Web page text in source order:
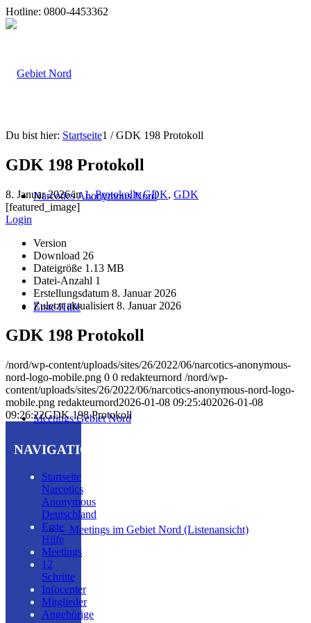
Hotline: 0800-4453362
Narcotics Anonymous Nord
Erste Hilfe
Meetings Gebiet Nord
– Meetings im Gebiet Nord (Listenansicht)
Du bist hier: Startseite1 / GDK 198 Protokoll
GDK 198 Protokoll
8. Januar 2026/in1. Protokolle GDK, GDK
[featured_image]
Login
Version
Download 26
Dateigröße 1.13 MB
Datei-Anzahl 1
Erstellungsdatum 8. Januar 2026
Zuletzt aktualisiert 8. Januar 2026
GDK 198 Protokoll
/nord/wp-content/uploads/sites/26/2022/06/narcotics-anonymous-
nord-logo-mobile.png 0 0 redakteurnord /nord/wp-
content/uploads/sites/26/2022/06/narcotics-anonymous-nord-logo-
mobile.png redakteurnord2026-01-08 09:25:402026-01-08
09:26:22GDK 198 Protokoll
NAVIGATION
Startseite
Narcotics
Anonymous
Deutschland
Erste
Hilfe
Meetings
12
Schritte
Infocenter
Mitglieder
Angehörige